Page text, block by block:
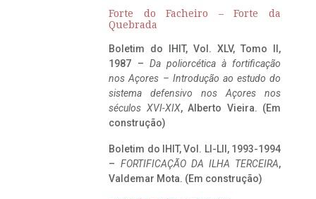
Forte do Facheiro – Forte da
Quebrada
Boletim do IHIT, Vol. XLV, Tomo II,
1987 – Da poliorcética à fortificação
nos Açores – Introdução ao estudo do
sistema defensivo nos Açores nos
séculos XVI-XIX, Alberto Vieira. (Em
construção)
Boletim do IHIT, Vol. LI-LII, 1993-1994
– FORTIFICAÇÃO DA ILHA TERCEIRA,
Valdemar Mota. (Em construção)